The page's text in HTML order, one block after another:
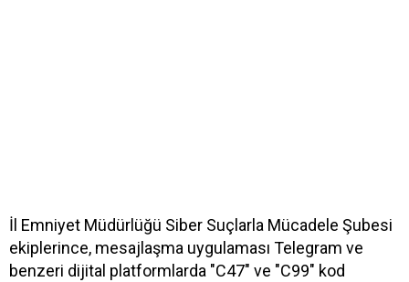
İl Emniyet Müdürlüğü Siber Suçlarla Mücadele Şubesi
ekiplerince, mesajlaşma uygulaması Telegram ve
benzeri dijital platformlarda "C47" ve "C99" kod